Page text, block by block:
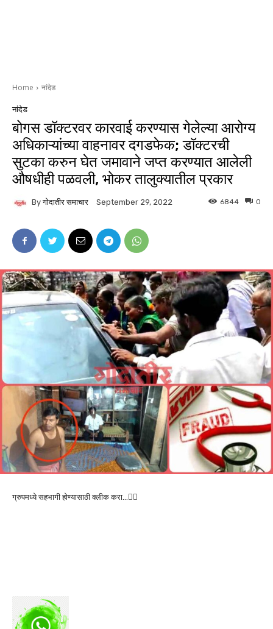
Home नांदेड
नांदेड
बोगस डॉक्टरवर कारवाई करण्यास गेलेल्या आरोग्य
अधिकाऱ्यांच्या वाहनावर दगडफेक; डॉक्टरची
सुटका करुन घेत जमावाने जप्त करण्यात आलेली
औषधीही पळवली, भोकर तालुक्यातील प्रकार
By गोदातीर समाचार September 29, 2022 0
6844
ग्रुपमध्ये सहभागी होण्यासाठी क्लीक करा…👆🏻